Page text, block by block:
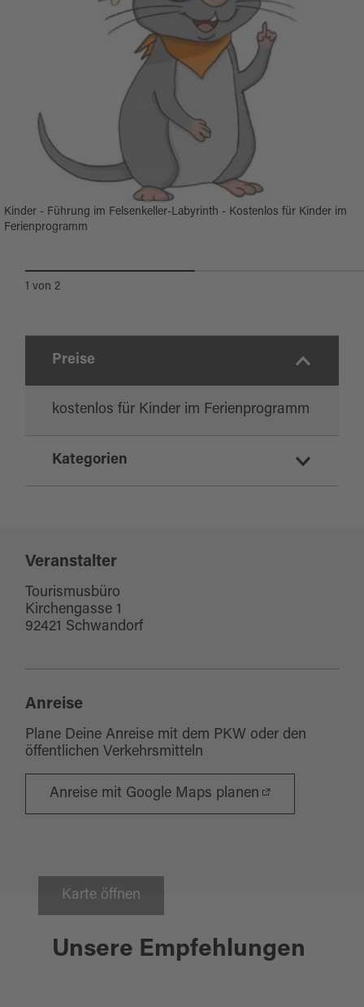
Dann kommen ein Verteilerraum und die
einzelnen Keller. Das ergibt ein Kellersystem.
Nur im Weinberg haben wir eine Besonderheit:
Sieben Kellersysteme sind miteinander
verbunden und bilden ein großes Labyrinth mit
60 Kellern, in dem sogar ich mich schon
verlaufen habe.
: Hereinspaziert in die gute
Stube, wo ich noch ein paar Briefe für Euch
versteckt habe.
Eure Felsenkellermaus Irene
Kinder - Führung im Felsenkeller-Labyrinth - Kostenlos für Kinder im
Ferienprogramm
1 von2
Preise
kostenlos für Kinder im Ferienprogramm
Kategorien
Veranstalter
Tourismusbüro
Kirchengasse 1
92421 Schwandorf
Anreise
Plane Deine Anreise mit dem PKW oder den
öffentlichen Verkehrsmitteln
Anreise mit Google Maps planen
Karte öffnen
Unsere Empfehlungen
Schwandorf
& KIRCHE AM TAG DES OFFENEN